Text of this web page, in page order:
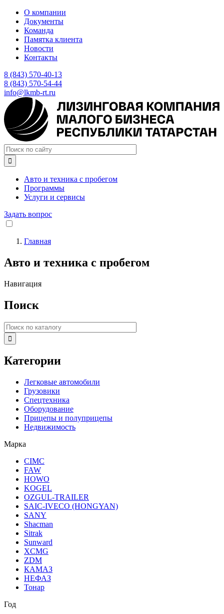
Перейти
основному
содержанию
О компании
Документы
Команда
Памятка клиента
Новости
Контакты
8 (843) 570-40-13
8 (843) 570-54-44
info@lkmb-rt.ru

Авто и техника с пробегом
Программы
Услуги и сервисы
Задать вопрос
навигации
Главная
Авто и техника с пробегом
Навигация
Поиск

Категории
Легковые автомобили
Грузовики
Спецтехника
Оборудование
Прицепы и полуприцепы
Недвижимость
Марка
CIMC
FAW
HOWO
KOGEL
OZGUL-TRAILER
SAIC-IVEСO (HONGYAN)
SANY
Shacman
Sitrak
Sunward
XCMG
ZDM
КАМАЗ
НЕФАЗ
Тонар
Год